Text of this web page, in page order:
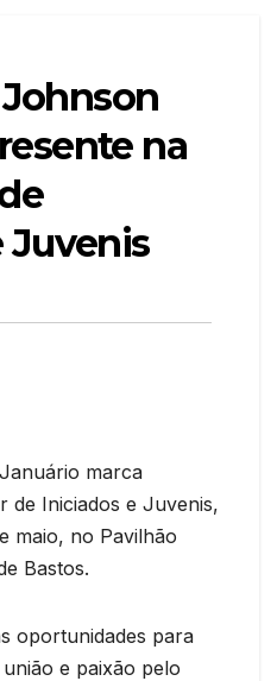
na
Juvenis
marca
de Iniciados e Juvenis,
maio, no Pavilhão
Bastos.
oportunidades para
e paixão pelo